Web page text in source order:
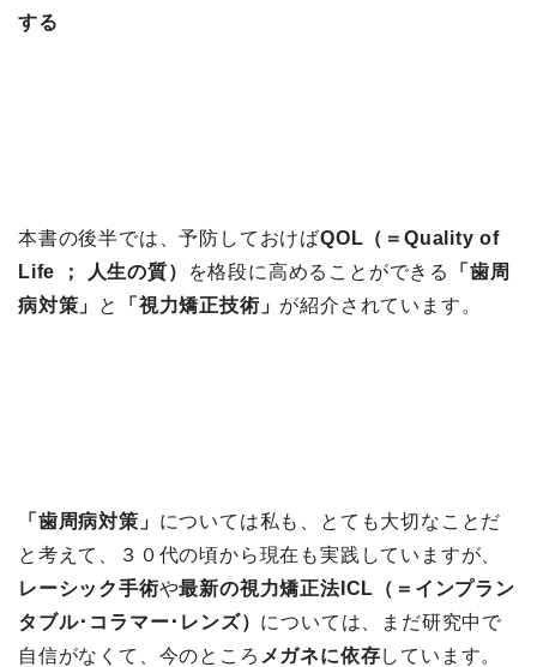
する
本書の後半では、予防しておけばQOL（＝Quality of
Life ； 人生の質）
を格段に高めることができる
「歯周
病対策」
と 「視力矯正技術」 が紹介されています。
「歯周病対策」 については私も、とても大切なことだ
と考えて、３０代の頃から現在も実践していますが、
レーシック手術や最新の視力矯正法ICL（＝インプラン
タブル･コラマー･レンズ） については、まだ研究中で
自信がなくて、今のところ メガネに依存しています。